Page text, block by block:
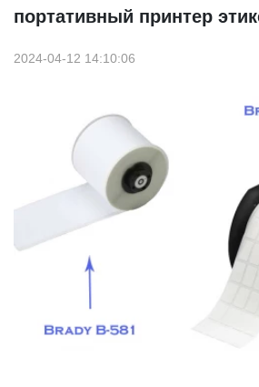
портативный принтер
2024-04-12 14:10:06